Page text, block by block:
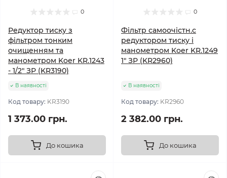
0
Редуктор тиску з
фільтром тонким
очищенням та
манометром Koer KR.1243
- 1/2" ЗР (KR3190)
В наявності
Код товару: KR3190
1 373.00 грн.
До кошика
0
Фільтр самоочістн.с
редуктором тиску і
манометром Koer KR.1249
1" ЗР (KR2960)
В наявності
Код товару: KR2960
2 382.00 грн.
До кошика